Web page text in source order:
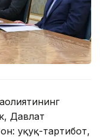
Давлат
ҳуқуқ-тартибот,